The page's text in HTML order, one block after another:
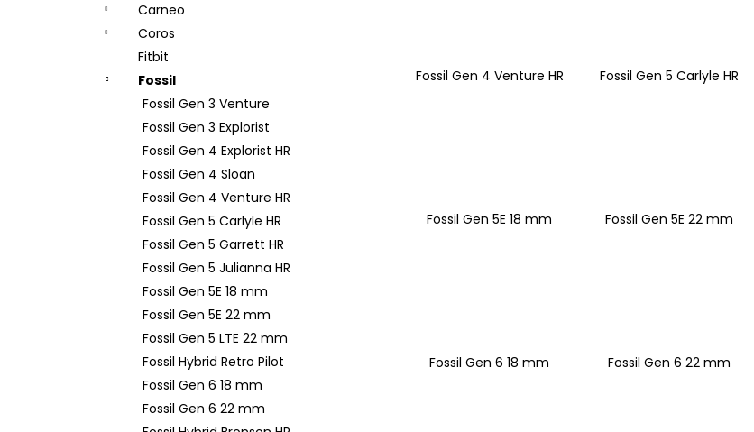
Carneo
Coros
Fitbit
Fossil
Fossil Gen 3 Venture
Fossil Gen 3 Explorist
Fossil Gen 4 Explorist HR
Fossil Gen 4 Sloan
Fossil Gen 4 Venture HR
Fossil Gen 5 Carlyle HR
Fossil Gen 5 Garrett HR
Fossil Gen 5 Julianna HR
Fossil Gen 5E 18 mm
Fossil Gen 5E 22 mm
Fossil Gen 5 LTE 22 mm
Fossil Hybrid Retro Pilot
Fossil Gen 6 18 mm
Fossil Gen 6 22 mm
Fossil Gen 4 Venture HR Fossil Gen 5 Carlyle HR
Fossil Gen 5E 18 mm Fossil Gen 5E 22 mm
Fossil Gen 6 18 mm Fossil Gen 6 22 mm